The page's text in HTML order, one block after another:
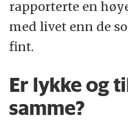
rapporterte en
med livet enn de
fint.
Er lykke og
samme?